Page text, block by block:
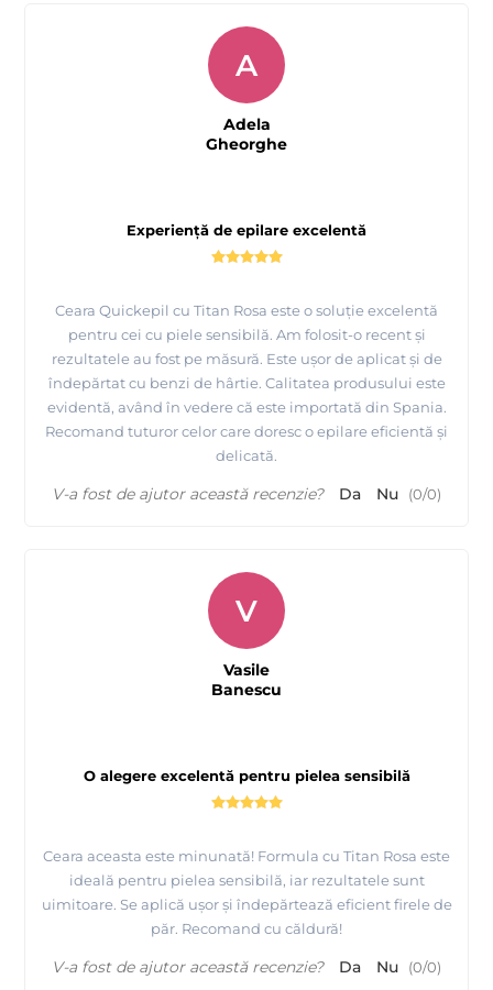
Experiență de epilare excelentă
Ceara Quickepil cu Titan Rosa este o soluție excelentă
pentru cei cu piele sensibilă. Am folosit-o recent și
rezultatele au fost pe măsură. Este ușor de aplicat și de
îndepărtat cu benzi de hârtie. Calitatea produsului este
evidentă, având în vedere că este importată din Spania.
Recomand tuturor celor care doresc o epilare eficientă și
delicată.
A
Adela
Gheorghe
V-a fost de ajutor această recenzie? Da Nu (0/0)
O alegere excelentă pentru pielea sensibilă
Ceara aceasta este minunată! Formula cu Titan Rosa este
ideală pentru pielea sensibilă, iar rezultatele sunt
uimitoare. Se aplică ușor și îndepărtează eficient firele de
păr. Recomand cu căldură!
V
Vasile
Banescu
V-a fost de ajutor această recenzie? Da Nu (0/0)